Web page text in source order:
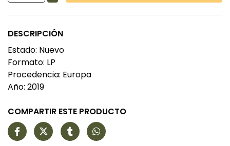
DESCRIPCIÓN
Estado: Nuevo
Formato: LP
Procedencia: Europa
Año: 2019
COMPARTIR ESTE PRODUCTO